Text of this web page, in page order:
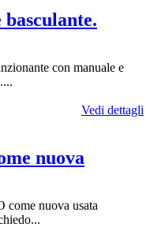
con manuale e
Vedi dettagli
nuova
nuova usata